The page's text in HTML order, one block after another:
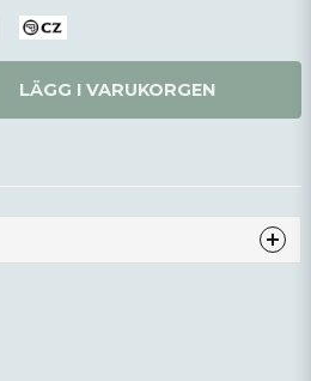
LÄGG I VARUKORGEN
denna produkten...